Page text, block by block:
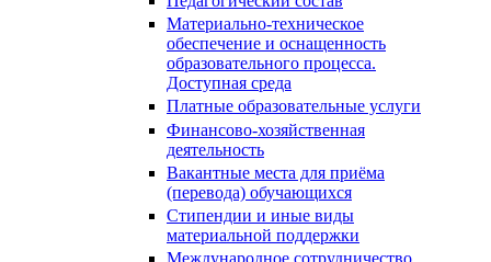
Материально-техническое
обеспечение и оснащенность
образовательного процесса.
Доступная среда
Платные образовательные услуги
Финансово-хозяйственная
деятельность
Вакантные места для приёма
(перевода) обучающихся
Стипендии и иные виды
материальной поддержки